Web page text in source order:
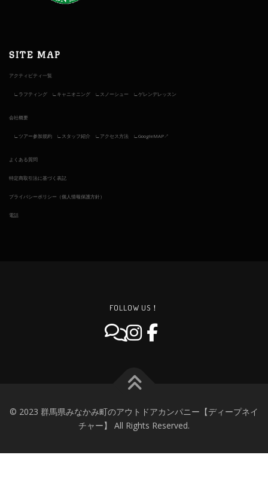
SITE MAP
アクティビティ一覧
ラフティング キャニオニング スノーシュー ゲレンデレッスン
会社概要
ツアー参加規約 スタッフ紹介 アクセス方法 GoogleMAP↗︎
よくある質問
特定商取引法に基づく表記
プライバシーポリシー（個人情報保護方針）
電話
FOLLOW US！
© 2023 群馬県みなかみ町のアウトドアカンパニー【ディープネイ
チャー】 All Rights Reserved.